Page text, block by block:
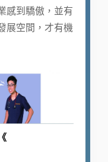
感到驕傲，並有
展空間，才有機